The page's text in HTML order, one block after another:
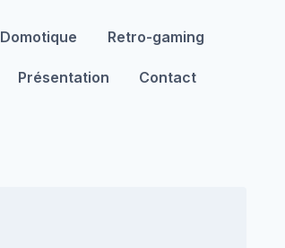
Domotique Retro-gaming
Présentation Contact